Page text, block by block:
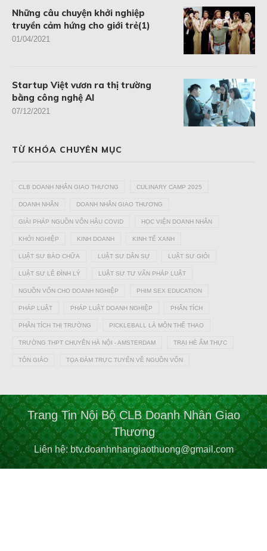
Những câu chuyện khởi nghiệp
truyền cảm hứng cho giới trẻ(1)
01/04/2021
Startup Việt vươn ra thị trường
bằng công nghệ AI
07/12/2021
TỪ KHÓA CHUYÊN MỤC
CLB DOANH NHÂN GIAO THƯƠNG CULINARY CAMP 2025
DOANH NHÂN DOANH NHÂN GIAO THƯƠNG
GIẢI PHÁP NGUỒN VỐN HẬU COVID HỌC VIỆN DOANH NHÂN
KHỞI NGHIỆP KINH DOANH KINH TẾ XANH
LUẬT SƯ BÀO CHỮA LUẬT SƯ DÂN SỰ LUẬT SƯ GIỎI
LUẬT SƯ LÊ ĐÌNH LÝ LUẬT SƯ TƯ VẤN PHÁP LUẬT
NGUỒN VỐN CHO DOANH NGHIỆP PHIM SEX EDUCATION
PHÁP LUẬT PHÁP LUẬT DOANH NGHIỆP PHÂN TÍCH
PHÂN TÍCH THỊ TRƯỜNG PICKLEBALL LÀ MÔN THỂ THAO
TRƯỜNG THPT CHUYÊN HÀ NỘI - AMSTERDAM TRẠI HÈ ẨM THỰC
TÔN GIÁO TỌA ĐÀM TRỰC TUYẾN VỀ NGUỒN VỐN
Trang Tin Nội Bộ CLB Doanh Nhân Giao
Thương
Liên hệ: btv.doanhnhangiaothuong@gmail.com